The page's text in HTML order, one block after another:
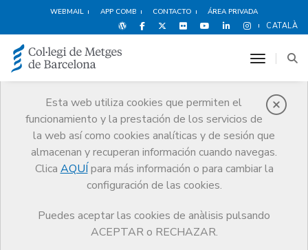
WEBMAIL APP COMB CONTACTO ÁREA PRIVADA
CATALÀ
Esta web utiliza cookies que permiten el
funcionamiento y la prestación de los servicios de
la web así como cookies analíticas y de sesión que
almacenan y recuperan información cuando navegas.
Clica AQUÍ para más información o para cambiar la
configuración de las cookies.
Puedes aceptar las cookies de anàlisis pulsando
ACEPTAR o RECHAZAR.
toggle
Agenda
Comunicación
Acto de la Profesión Médica del Alt Penedès 2024